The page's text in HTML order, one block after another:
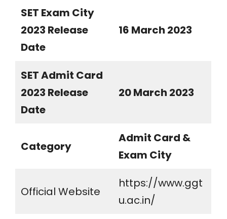
SET Exam City
2023 Release
Date
16 March 2023
SET Admit Card
2023 Release
Date
20 March 2023
Category
Admit Card &
Exam City
Official Website
https://www.ggt
u.ac.in/